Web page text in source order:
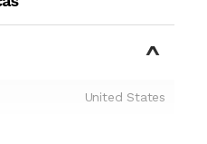
United States